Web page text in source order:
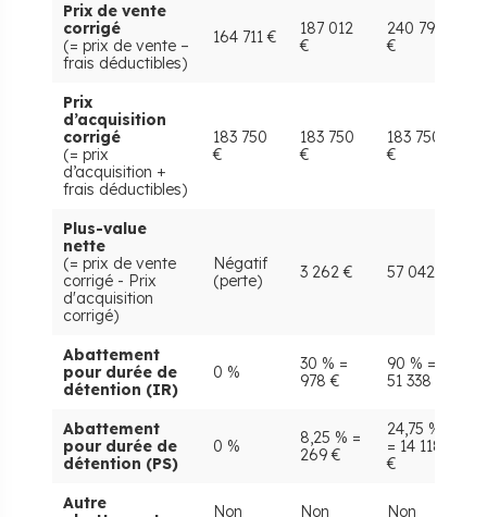
Prix de vente
corrigé
(= prix de vente –
frais déductibles)
164 711 €
187 012
€
240 792
€
Prix
d’acquisition
corrigé
(= prix
d’acquisition +
frais déductibles)
183 750
€
183 750
€
183 750
€
Plus-value
nette
(= prix de vente
corrigé - Prix
d'acquisition
corrigé)
Négatif
(perte)
3 262 € 57 042 €
Abattement
pour durée de
détention (IR)
0 %
30 % =
978 €
90 % =
51 338 €
Abattement
pour durée de
détention (PS)
0 %
8,25 % =
269 €
24,75 %
= 14 118
€
Autre
Non Non Non